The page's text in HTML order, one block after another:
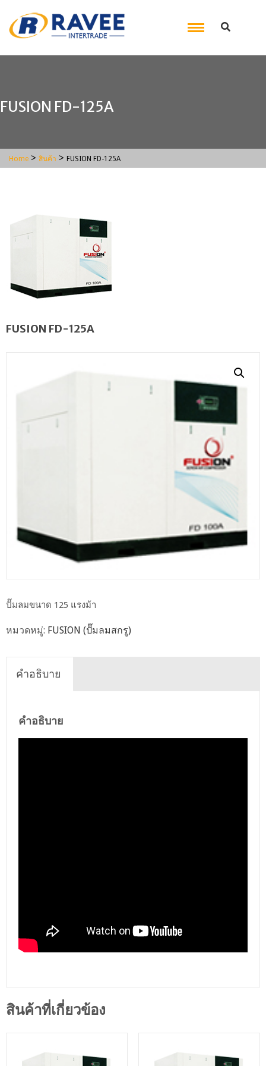
FUSION FD-125A
Home > สินค้า > FUSION FD-125A
FUSION FD-125A
ปั๊มลมขนาด 125 แรงม้า
หมวดหมู่: FUSION (ปั๊มลมสกรู)
คำอธิบาย
คำอธิบาย
สินค้าที่เกี่ยวข้อง